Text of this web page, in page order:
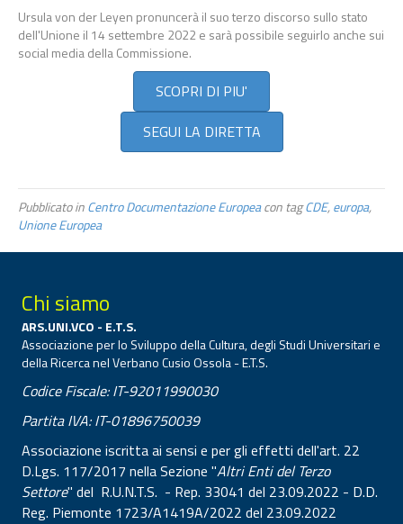
Ursula von der Leyen pronuncerà il suo terzo discorso sullo stato
dell'Unione il 14 settembre 2022 e sarà possibile seguirlo anche sui
social media della Commissione.
SCOPRI DI PIU'
SEGUI LA DIRETTA
Pubblicato inCentro Documentazione Europeacon tagCDE,europa,
Unione Europea
Chi siamo
ARS.UNI.VCO - E.T.S.
Associazione per lo Sviluppo della Cultura, degli Studi Universitari e
della Ricerca nel Verbano Cusio Ossola - E.T.S.
Codice Fiscale: IT-92011990030
Partita IVA: IT-01896750039
Associazione iscritta ai sensi e per gli effetti dell'art. 22
D.Lgs. 117/2017 nella Sezione "Altri Enti del Terzo
Settore" del R.U.N.T.S. - Rep. 33041 del 23.09.2022 - D.D.
Reg. Piemonte 1723/A1419A/2022 del 23.09.2022